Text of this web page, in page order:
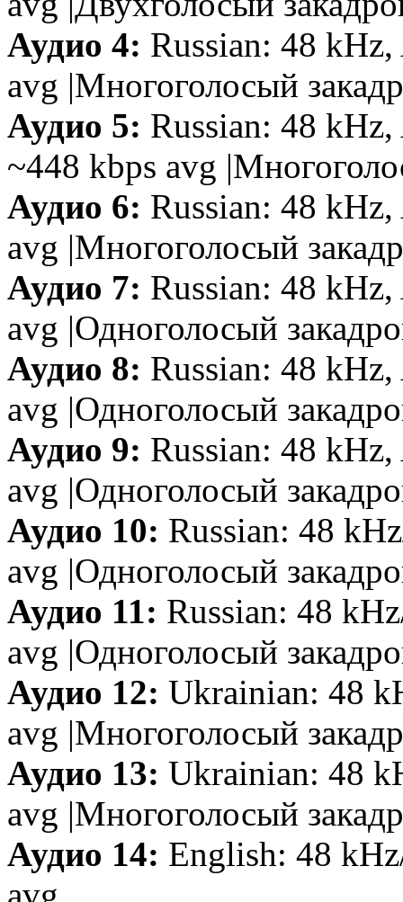
Аудио 4: Russian: 48
avg |Многоголосый
Аудио 5: Russian: 48
~448 kbps avg
Аудио 6: Russian: 48
avg |Многоголосый
Аудио 7: Russian: 48
avg |Одноголосый
Аудио 8: Russian: 48
avg |Одноголосый
Аудио 9: Russian: 48
avg |Одноголосый
Аудио 10: Russian: 48
avg |Одноголосый
Аудио 11: Russian: 48
avg |Одноголосый
Аудио 12: Ukrainian: 48
avg |Многоголосый
Аудио 13: Ukrainian: 48
avg |Многоголосый
Аудио 14: English: 48